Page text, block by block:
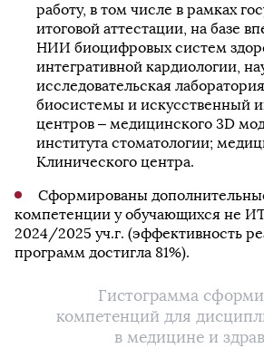
работу, в том числе в рамках
итоговой аттестации, на базе
НИИ биоцифровых систем
интегративной кардиологии,
исследовательская
биосистемы и искусственный
центров – медицинского 3D
института стоматологии;
Клинического центра.
Сформированы
компетенции у обучающихся не
2024/2025 уч.г. (эффективность
программ достигла 81%).
Гистограмма
компетенций для
в медицине и